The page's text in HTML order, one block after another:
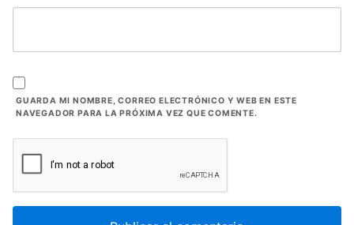
GUARDA MI NOMBRE, CORREO ELECTRÓNICO Y WEB EN ESTE
NAVEGADOR PARA LA PRÓXIMA VEZ QUE COMENTE.